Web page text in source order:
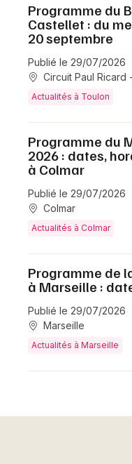
Programme du
Castellet : du
20 septembre
Publié le 29/07/2026
Circuit Paul Ricard
Actualités à Toulon
Programme du
2026 : dates,
à Colmar
Publié le 29/07/2026
Colmar
Actualités à Colmar
Programme de
à Marseille :
Publié le 29/07/2026
Marseille
Actualités à Marseille